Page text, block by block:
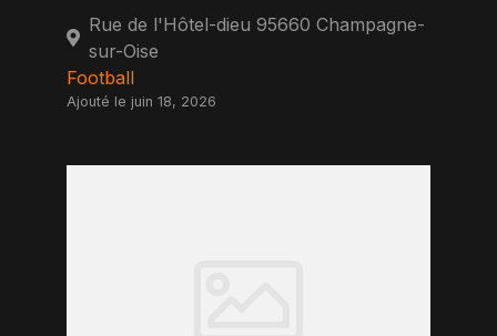
Rue de l'Hôtel-dieu 95660 Champagne-
sur-Oise
Football
Ajouté le juin 18, 2026